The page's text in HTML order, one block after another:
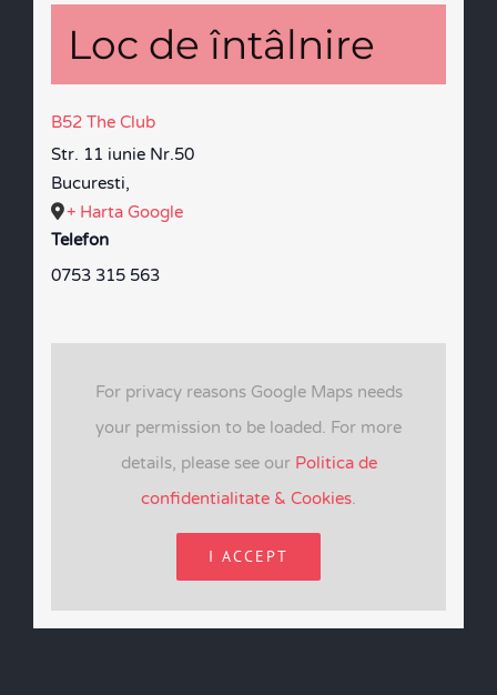
Loc de întâlnire
B52 The Club
Str. 11 iunie Nr.50
Bucuresti,
+ Harta Google
Telefon
0753 315 563
For privacy reasons Google Maps needs
your permission to be loaded. For more
details, please see our Politica de
confidentialitate & Cookies.
I ACCEPT